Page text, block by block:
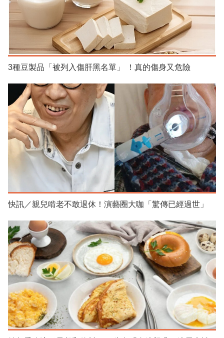
3種豆製品「被列入傷肝黑名單」 ！真的傷身又危險
快訊／親兒啃老不敢退休！演藝圈大咖「驚傳已經過世」